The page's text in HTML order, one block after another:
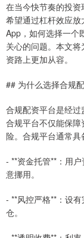
在当今快节奏的投资
希望通过杠杆效应
App，如何选择一个
关心的问题。本文
资路上更加从容。
## 为什么选择合规
合规配资平台是经
合规平台不仅能保
险。合规平台通常具
- **资金托管**：用
意挪用。
- **风控严格**：设
仓。